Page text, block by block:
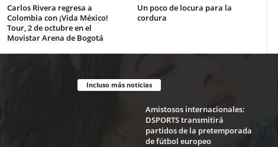
Carlos Rivera regresa a
Colombia con ¡Vida México!
Tour, 2 de octubre en el
Movistar Arena de Bogotá
Un poco de locura para la
cordura
Incluso más noticias
Amistosos internacionales:
DSPORTS transmitirá
partidos de la pretemporada
de fútbol europeo